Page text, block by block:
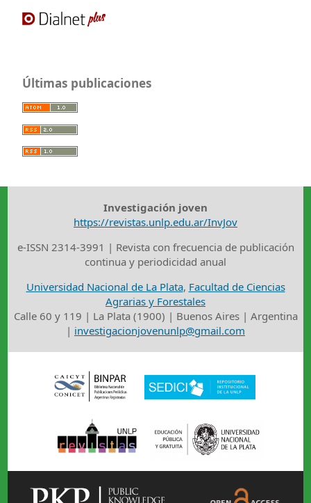
Últimas publicaciones
Investigación joven
https://revistas.unlp.edu.ar/InvJov
e-ISSN 2314-3991 | Revista con frecuencia de publicación
continua y periodicidad anual
Universidad Nacional de La Plata, Facultad de Ciencias
Agrarias y Forestales
Calle 60 y 119 | La Plata (1900) | Buenos Aires | Argentina
| investigacionjovenunlp@gmail.com